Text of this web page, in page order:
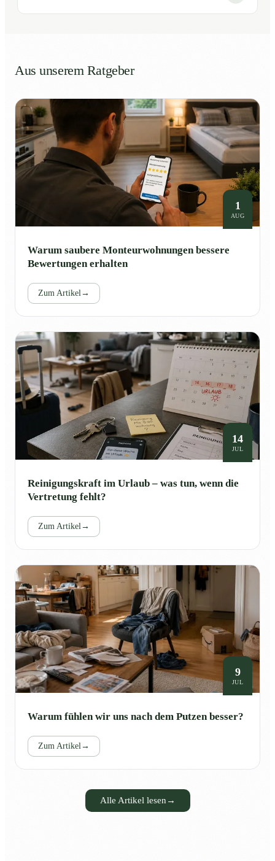
Aus unserem Ratgeber
1
AUG
Warum saubere Monteurwohnungen bessere
Bewertungen erhalten
Zum Artikel→
14
JUL
Reinigungskraft im Urlaub – was tun, wenn die
Vertretung fehlt?
Zum Artikel→
9
JUL
Warum fühlen wir uns nach dem Putzen besser?
Zum Artikel→
Alle Artikel lesen →